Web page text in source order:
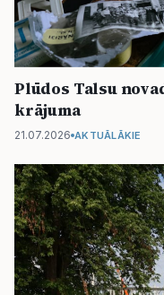
Plūdos Talsu
krājuma
21.07.2026 AKTUĀLĀKIE